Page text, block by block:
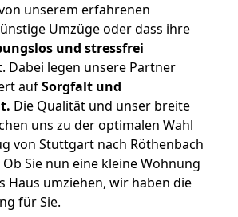
unserem erfahrenen
Umzüge oder dass ihre
und stressfrei
Dabei legen unsere Partner
aufSorgfalt und
Die Qualität und unser breite
uns zu der optimalen Wahl
von Stuttgart nach Röthenbach
Sie nun eine kleine Wohnung
Haus umziehen, wir haben die
für Sie.